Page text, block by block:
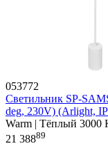
053772
Светильник SP-
deg, 230V) (Arlight,
Warm | Тёплый 3000
21 38889